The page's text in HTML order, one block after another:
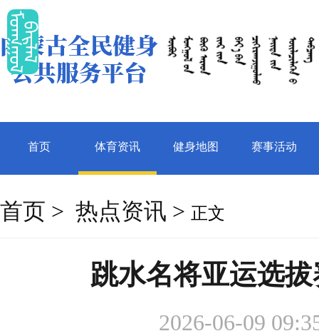
ᠮᠤ
ᠡ
ᠭ
ᠭ
ᠤ
ᠯᠪ
ᠠ
ᠷ
ᠯ
ᠠᠯ
首页 体育资讯 健身地图 赛事活动
首页 > 热点资讯 > 正文
跳水名将亚运选
2026-06-09